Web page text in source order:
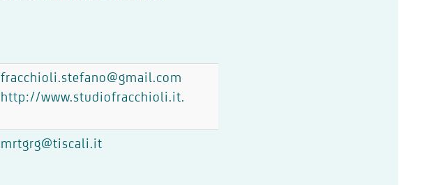
fracchioli.stefano@gmail.com
http://www.studiofracchioli.it.
mrtgrg@tiscali.it